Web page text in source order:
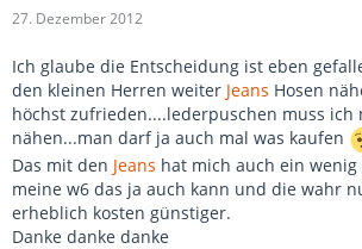
27. Dezember 2012
Ich glaube die Entscheidung ist eben
den kleinen Herren weiter Jeans Hosen
höchst zufrieden....lederpuschen muss
nähen...man darf ja auch mal was kaufen
Das mit den Jeans hat mich auch ein
meine w6 das ja auch kann und die wahr
erheblich kosten günstiger.
Danke danke danke